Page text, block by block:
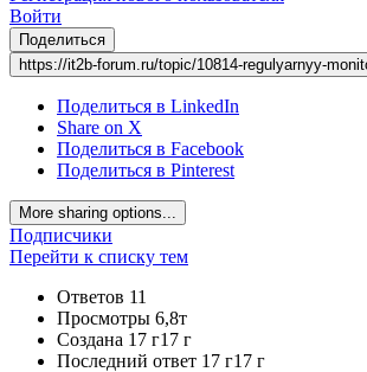
Войти
Поделиться
https://it2b-forum.ru/topic/10814-regulyarnyy-
Поделиться в LinkedIn
Share on X
Поделиться в Facebook
Поделиться в Pinterest
More sharing options...
Подписчики
Перейти к списку тем
Ответов 11
Просмотры 6,8т
Создана 17 г17 г
Последний ответ 17 г17 г